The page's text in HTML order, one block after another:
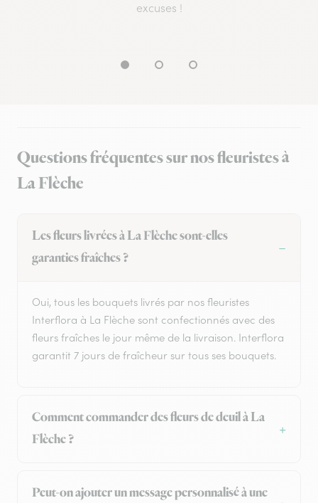
excuses !
Questions fréquentes sur nos fleuristes à
La Flèche
Les fleurs livrées à La Flèche sont-elles
garanties fraîches ?
Oui, tous les bouquets livrés par nos fleuristes
Interflora à La Flèche sont confectionnés avec des
fleurs fraîches le jour même de la livraison. Interflora
garantit 7 jours de fraîcheur sur tous ses bouquets.
Comment commander des fleurs de deuil à La
Flèche ?
Peut-on ajouter un message personnalisé à une